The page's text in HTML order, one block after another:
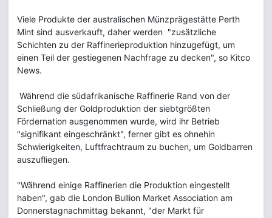
Viele Produkte der australischen Münzprägestätte Perth
Mint sind ausverkauft, daher werden "zusätzliche
Schichten zu der Raffinerieproduktion hinzugefügt, um
einen Teil der gestiegenen Nachfrage zu decken", so Kitco
News.
Während die südafrikanische Raffinerie Rand von der
Schließung der Goldproduktion der siebtgrößten
Fördernation ausgenommen wurde, wird ihr Betrieb
"signifikant eingeschränkt", ferner gibt es ohnehin
Schwierigkeiten, Luftfrachtraum zu buchen, um Goldbarren
auszufliegen.
"Während einige Raffinerien die Produktion eingestellt
haben", gab die London Bullion Market Association am
Donnerstagnachmittag bekannt, "der Markt für